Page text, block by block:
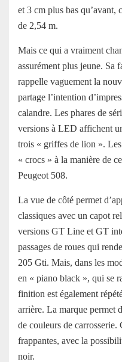
et 3 cm plus bas qu’avant,
de 2,54 m.
Mais ce qui a vraiment
assurément plus jeune. Sa
rappelle vaguement la
partage l’intention
calandre. Les phares de
versions à LED affichent
trois « griffes de lion ».
« crocs » à la manière de
Peugeot 508.
La vue de côté permet
classiques avec un capot
versions GT Line et GT
passages de roues qui
205 Gti. Mais, dans les
en « piano black », qui se
finition est également
arrière. La marque permet
de couleurs de carrosserie.
frappantes, avec la
noir.